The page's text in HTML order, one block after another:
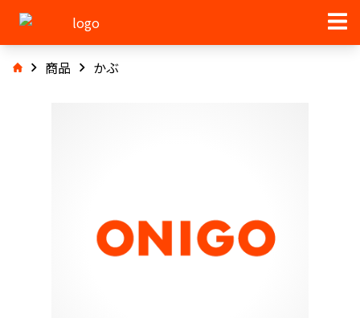
商品 かぶ